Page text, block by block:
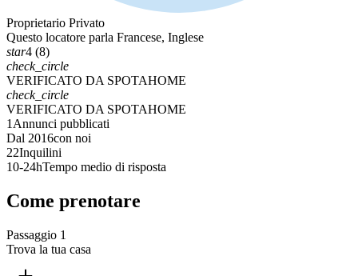
Proprietario Privato
Questo locatore parla Francese, Inglese
star4 (8)
check_circle
VERIFICATO DA SPOTAHOME
check_circle
VERIFICATO DA SPOTAHOME
1 Annunci pubblicati
Dal 2016con noi
22Inquilini
10-24hTempo medio di risposta
Come prenotare
Passaggio 1
Trova la tua casa